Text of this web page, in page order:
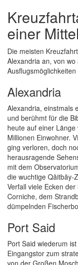
einer
Die meisten
Alexandria an, von
Ausflugsmöglichkeiten
Alexandria
Alexandria, einstmals
und berühmt für die
heute auf einer
Millionen Einwohner.
ging verloren, doch
herausragende
mit dem
die wuchtige Qāitbāy-
Verfall viele Ecken
Corniche, dem
dümpelnden
Port Said
Port Said wiederum
Eingangstor zum